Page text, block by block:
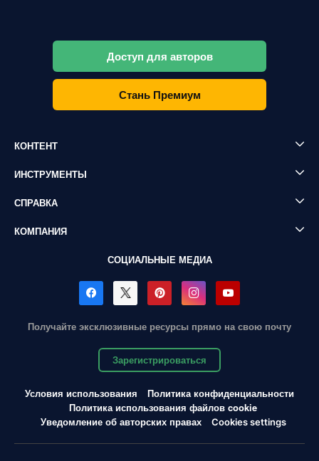
Доступ для авторов
Стань Премиум
КОНТЕНТ
ИНСТРУМЕНТЫ
СПРАВКА
КОМПАНИЯ
СОЦИАЛЬНЫЕ МЕДИА
Получайте эксклюзивные ресурсы прямо на свою почту
Зарегистрироваться
Условия использования
Политика конфиденциальности
Политика использования файлов cookie
Уведомление об авторских правах
Cookies settings